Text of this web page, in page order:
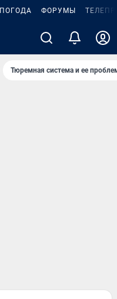
ПОГОДА ФОРУМЫ
Тюремная система и ее